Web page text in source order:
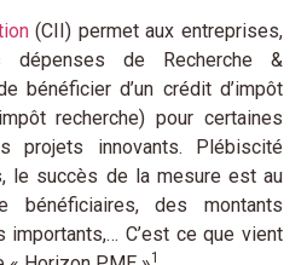
(CII) permet aux entreprises,
de Recherche &
bénéficier d’un crédit d’impôt
recherche) pour certaines
projets innovants. Plébiscité
le succès de la mesure est au
bénéficiaires, des montants
C’est ce que vient
1